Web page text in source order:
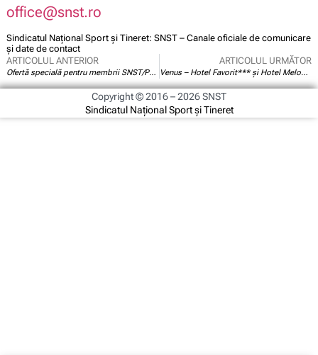
office@snst.ro
Sindicatul Național Sport și Tineret: SNST – Canale oficiale de comunicare
și date de contact
ARTICOLUL ANTERIOR
Ofertă specială pentru membrii SNST/PUBLISIND la Therme București
ARTICOLUL URMĂTOR
Venus – Hotel Favorit*** și Hotel Melodia****
Copyright © 2016 – 2026 SNST
Sindicatul Național Sport și Tineret